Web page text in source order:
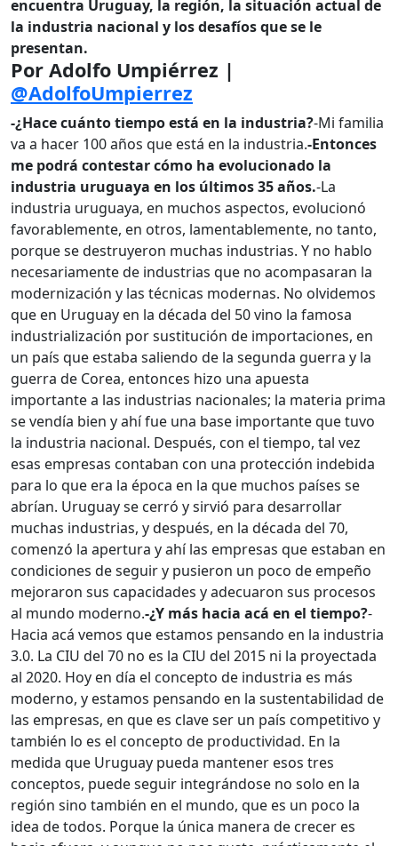
encuentra Uruguay, la región, la situación actual de
la industria nacional y los desafíos que se le
presentan.
Por Adolfo Umpiérrez |
@AdolfoUmpierrez
-¿Hace cuánto tiempo está en la industria?-Mi familia
va a hacer 100 años que está en la industria.-Entonces
me podrá contestar cómo ha evolucionado la
industria uruguaya en los últimos 35 años.-La
industria uruguaya, en muchos aspectos, evolucionó
favorablemente, en otros, lamentablemente, no tanto,
porque se destruyeron muchas industrias. Y no hablo
necesariamente de industrias que no acompasaran la
modernización y las técnicas modernas. No olvidemos
que en Uruguay en la década del 50 vino la famosa
industrialización por sustitución de importaciones, en
un país que estaba saliendo de la segunda guerra y la
guerra de Corea, entonces hizo una apuesta
importante a las industrias nacionales; la materia prima
se vendía bien y ahí fue una base importante que tuvo
la industria nacional. Después, con el tiempo, tal vez
esas empresas contaban con una protección indebida
para lo que era la época en la que muchos países se
abrían. Uruguay se cerró y sirvió para desarrollar
muchas industrias, y después, en la década del 70,
comenzó la apertura y ahí las empresas que estaban en
condiciones de seguir y pusieron un poco de empeño
mejoraron sus capacidades y adecuaron sus procesos
al mundo moderno.-¿Y más hacia acá en el tiempo?-
Hacia acá vemos que estamos pensando en la industria
3.0. La CIU del 70 no es la CIU del 2015 ni la proyectada
al 2020. Hoy en día el concepto de industria es más
moderno, y estamos pensando en la sustentabilidad de
las empresas, en que es clave ser un país competitivo y
también lo es el concepto de productividad. En la
medida que Uruguay pueda mantener esos tres
conceptos, puede seguir integrándose no solo en la
región sino también en el mundo, que es un poco la
idea de todos. Porque la única manera de crecer es